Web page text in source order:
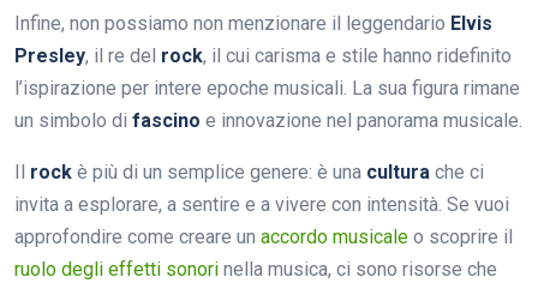
Infine, non possiamo non menzionare il leggendario Elvis
Presley, il re del rock, il cui carisma e stile hanno ridefinito
l’ispirazione per intere epoche musicali. La sua figura rimane
un simbolo di fascino e innovazione nel panorama musicale.
rock è più di un semplice genere: è una cultura che ci
invita a esplorare, a sentire e a vivere con intensità. Se vuoi
approfondire come creare un accordo musicale o scoprire il
ruolo degli effetti sonori nella musica, ci sono risorse che